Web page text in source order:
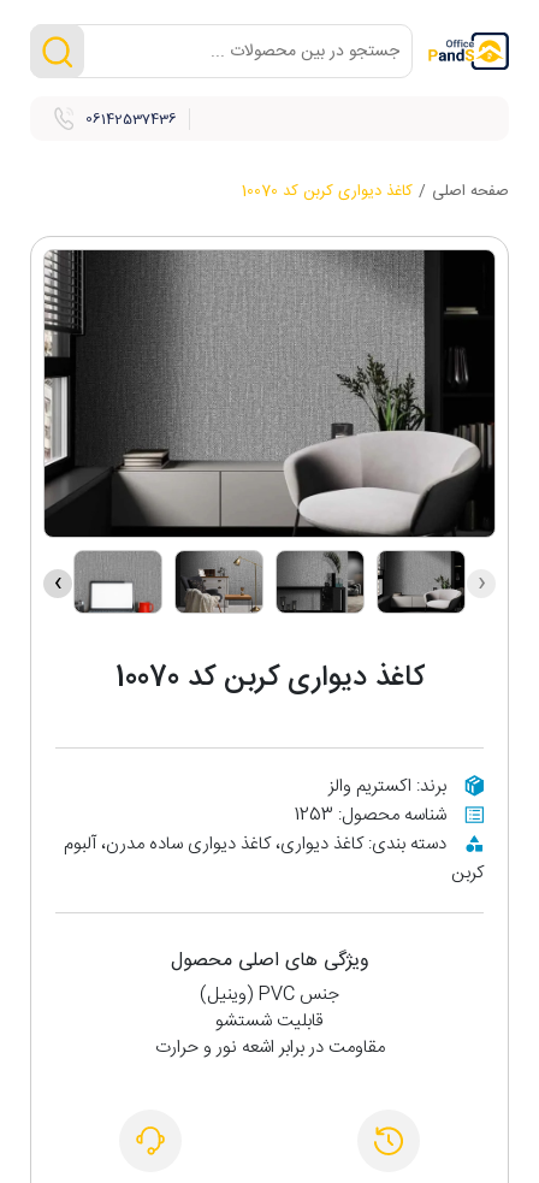
06142537436
صفحه اصلی / کاغذ دیواری کربن کد 10070
‹
›
کاغذ دیواری کربن کد 10070
برند: اکستریم والز
شناسه محصول: 1253
دسته بندی: کاغذ دیواری، کاغذ دیواری ساده مدرن، آلبوم
کربن
ویژگی های اصلی محصول
جنس PVC (وینیل)
قابلیت شستشو
مقاومت در برابر اشعه نور و حرارت